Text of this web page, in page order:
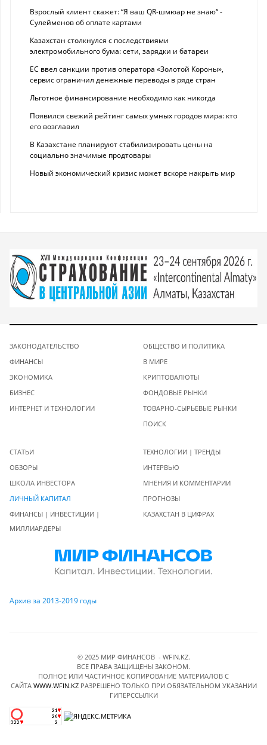
Взрослый клиент скажет: “Я ваш QR-шмюар не знаю“ -
Сулейменов об оплате картами
Казахстан столкнулся с последствиями
электромобильного бума: сети, зарядки и батареи
ЕС ввел санкции против оператора «Золотой Короны»,
сервис ограничил денежные переводы в ряде стран
Льготное финансирование необходимо как никогда
Появился свежий рейтинг самых умных городов мира: кто
его возглавил
В Казахстане планируют стабилизировать цены на
социально значимые продтовары
Новый экономический кризис может вскоре накрыть мир
ЗАКОНОДАТЕЛЬСТВО
ФИНАНСЫ
ЭКОНОМИКА
БИЗНЕС
ИНТЕРНЕТ И ТЕХНОЛОГИИ
ОБЩЕСТВО И ПОЛИТИКА
В МИРЕ
КРИПТОВАЛЮТЫ
ФОНДОВЫЕ РЫНКИ
ТОВАРНО-СЫРЬЕВЫЕ РЫНКИ
ПОИСК
СТАТЬИ
ОБЗОРЫ
ШКОЛА ИНВЕСТОРА
ЛИЧНЫЙ КАПИТАЛ
ФИНАНСЫ | ИНВЕСТИЦИИ |
МИЛЛИАРДЕРЫ
ТЕХНОЛОГИИ | ТРЕНДЫ
ИНТЕРВЬЮ
МНЕНИЯ И КОММЕНТАРИИ
ПРОГНОЗЫ
КАЗАХСТАН В ЦИФРАХ
Архив за 2013-2019 годы
© 2025 МИР ФИНАНСОВ - WFIN.KZ.
ВСЕ ПРАВА ЗАЩИЩЕНЫ ЗАКОНОМ.
ПОЛНОЕ ИЛИ ЧАСТИЧНОЕ КОПИРОВАНИЕ МАТЕРИАЛОВ C
САЙТА WWW.WFIN.KZРАЗРЕШЕНО ТОЛЬКО ПРИ ОБЯЗАТЕЛЬНОМ УКАЗАНИИ
ГИПЕРССЫЛКИ